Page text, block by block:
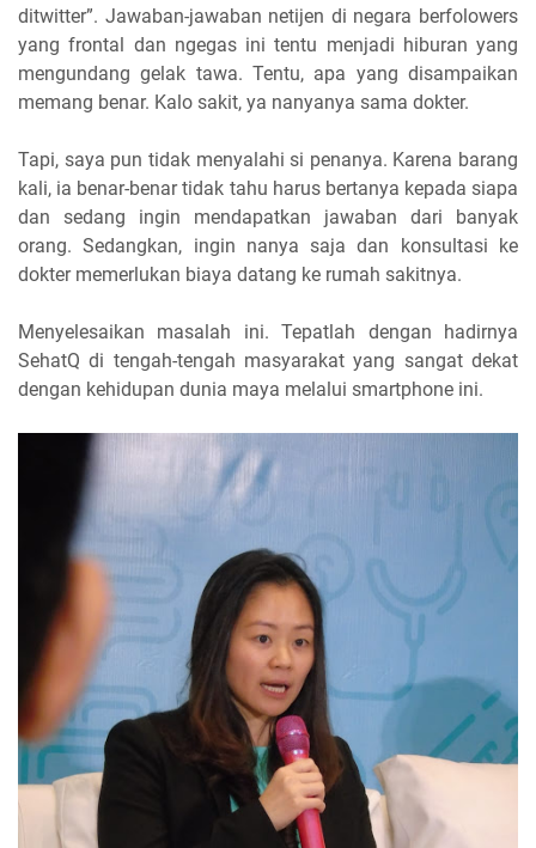
ditwitter”. Jawaban-jawaban netijen di negara berfolowers
yang frontal dan ngegas ini tentu menjadi hiburan yang
mengundang gelak tawa. Tentu, apa yang disampaikan
memang benar. Kalo sakit, ya nanyanya sama dokter.
Tapi, saya pun tidak menyalahi si penanya. Karena barang
kali, ia benar-benar tidak tahu harus bertanya kepada siapa
dan sedang ingin mendapatkan jawaban dari banyak
orang. Sedangkan, ingin nanya saja dan konsultasi ke
dokter memerlukan biaya datang ke rumah sakitnya.
Menyelesaikan masalah ini. Tepatlah dengan hadirnya
SehatQ di tengah-tengah masyarakat yang sangat dekat
dengan kehidupan dunia maya melalui smartphone ini.